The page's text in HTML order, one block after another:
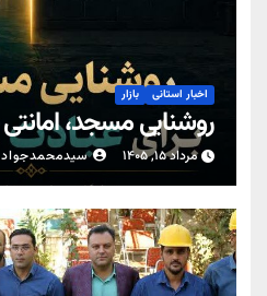
اخبار استانی بازار
روشنایی مسجد،
مرداد ۱۵, ۱۴۰۵ سیدمحمدجواد